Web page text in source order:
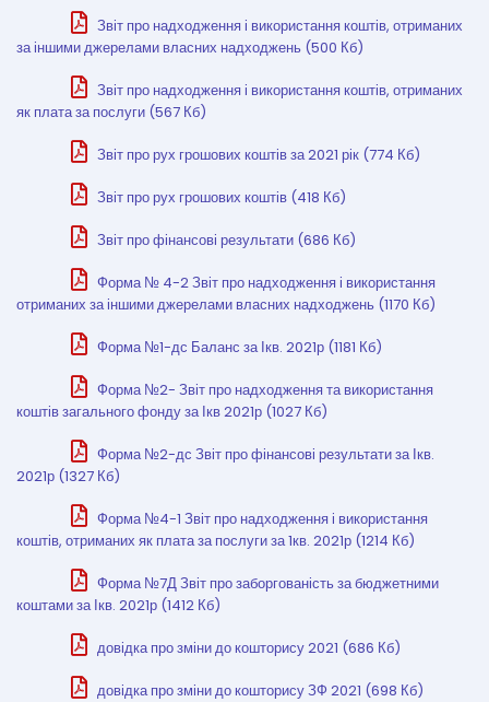
Звіт про надходження і використання коштів, отриманих
за іншими джерелами власних надходжень (500 Кб)
Звіт про надходження і використання коштів, отриманих
як плата за послуги (567 Кб)
Звіт про рух грошових коштів за 2021 рік (774 Кб)
Звіт про рух грошових коштів (418 Кб)
Звіт про фінансові результати (686 Кб)
Форма № 4-2 Звіт про надходження і використання
отриманих за іншими джерелами власних надходжень (1170 Кб)
Форма №1-дс Баланс за Ікв. 2021р (1181 Кб)
Форма №2- Звіт про надходження та використання
коштів загального фонду за Ікв 2021р (1027 Кб)
Форма №2-дс Звіт про фінансові результати за Ікв.
2021р (1327 Кб)
Форма №4-1 Звіт про надходження і використання
коштів, отриманих як плата за послуги за 1кв. 2021р (1214 Кб)
Форма №7Д Звіт про заборгованість за бюджетними
коштами за Ікв. 2021р (1412 Кб)
довідка про зміни до кошторису 2021 (686 Кб)
довідка про зміни до кошторису ЗФ 2021 (698 Кб)